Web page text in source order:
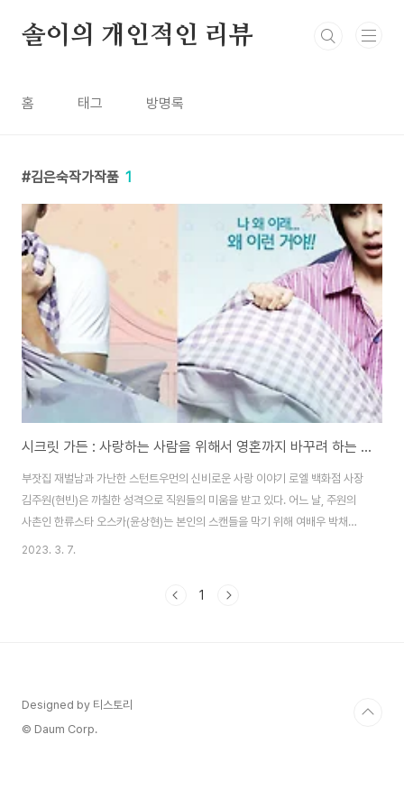
솔이의 개인적인 리뷰
홈 태그 방명록
김은숙작가작품 1
시크릿 가든 : 사랑하는 사람을 위해서 영혼까지 바꾸려 하는 남자
부잣집 재벌남과 가난한 스턴트우먼의 신비로운 사랑 이야기 로엘 백화점 사장
김주원(현빈)은 까칠한 성격으로 직원들의 미움을 받고 있다. 어느 날, 주원의
사촌인 한류스타 오스카(윤상현)는 본인의 스캔들을 막기 위해 여배우 박채린
을 데리러 영화 촬영장으로 가게 되었다. 하지만 워낙 바빴던 주원은 박채린의
린으로 오해하고 길라임을 데리고 오스카를 만나러 간다. 유명연예인이 만나자
2023. 3. 7.
1
Designed by 티스토리
© Daum Corp.